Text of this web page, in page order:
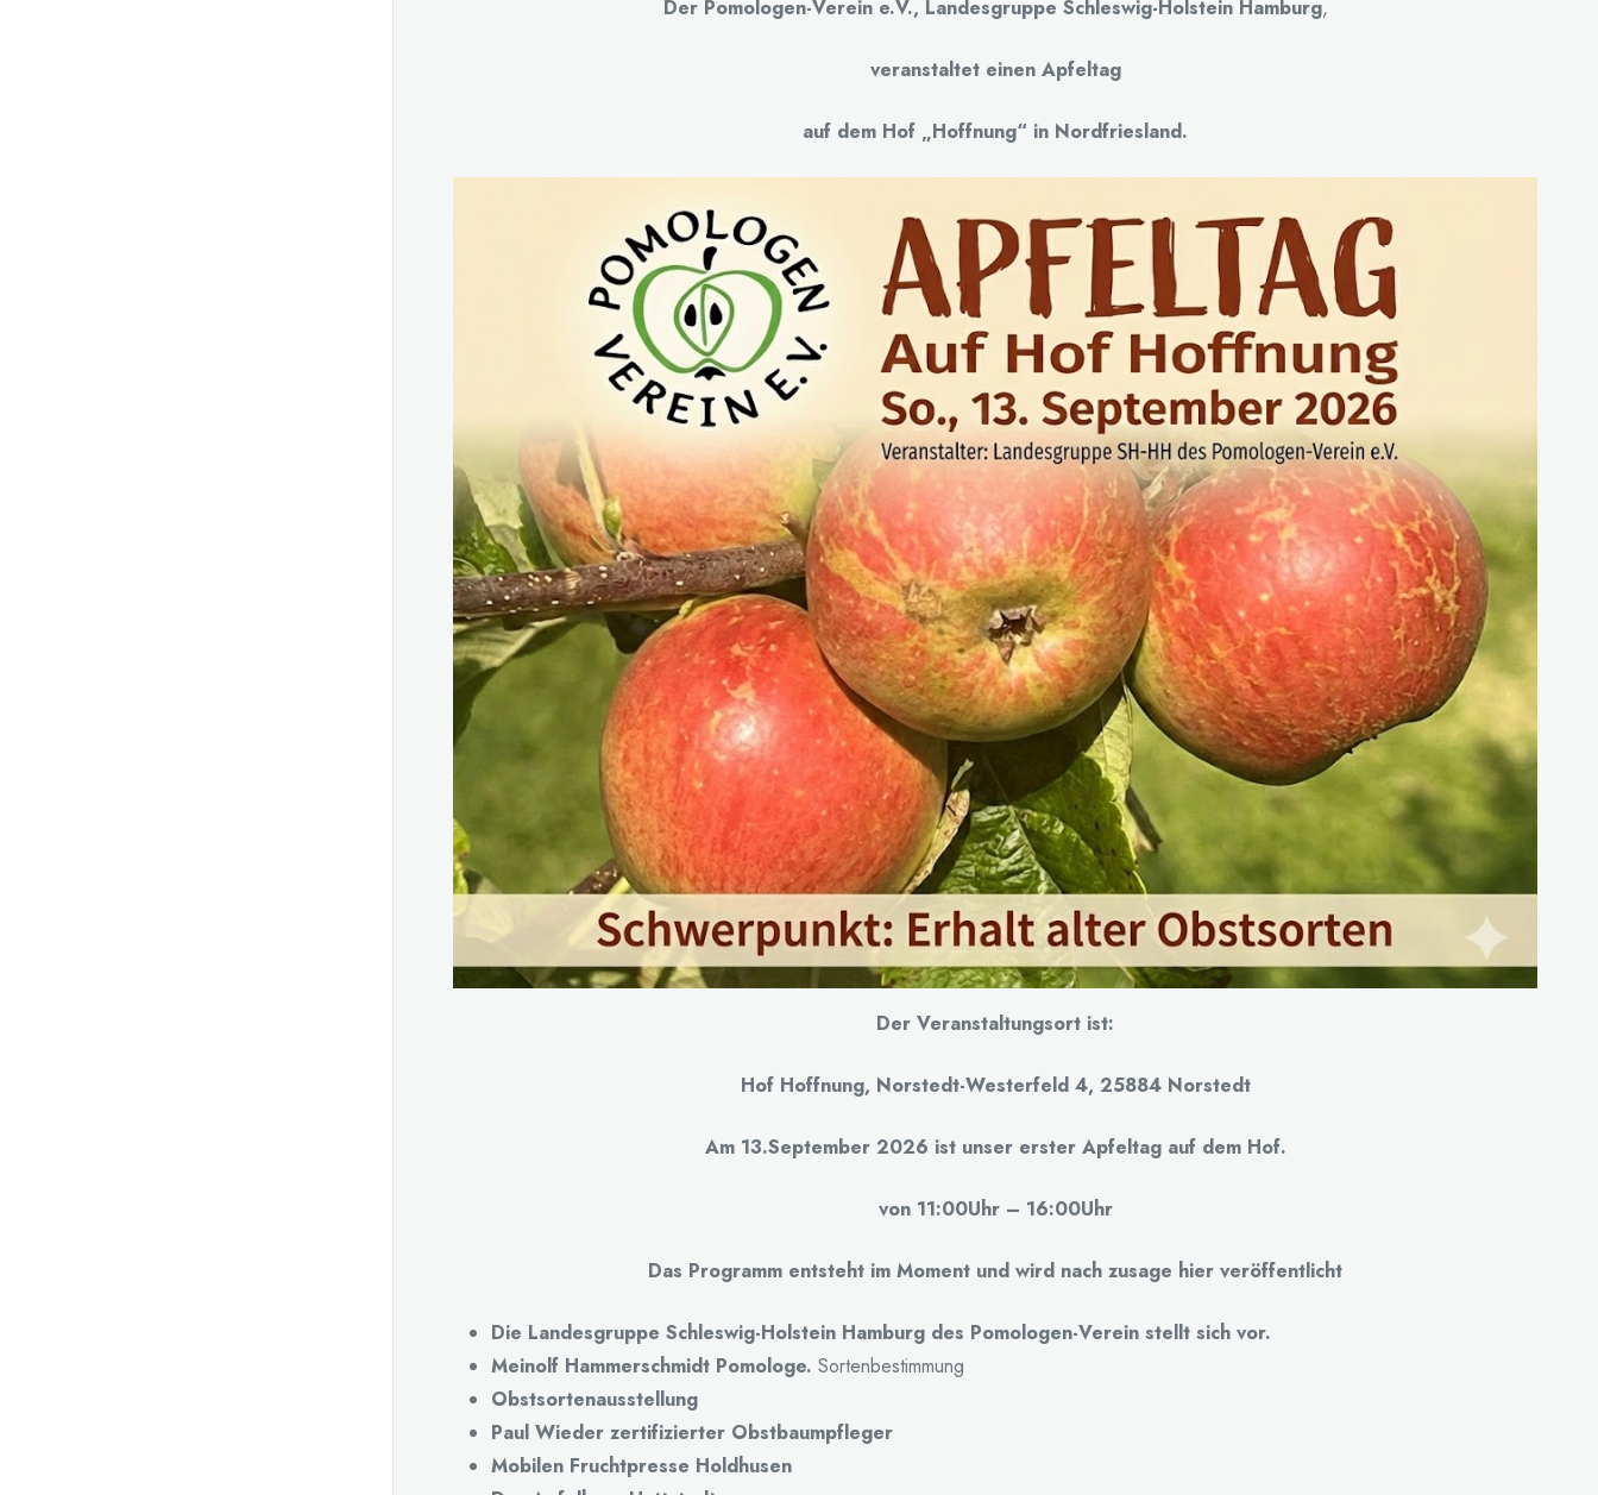
Der Pomologen-Verein e.V., Landesgruppe Schleswig-Holstein Hamburg,
veranstaltet einen Apfeltag
auf dem Hof „Hoffnung“ in Nordfriesland.
Der Veranstaltungsort ist:
Hof Hoffnung, Norstedt-Westerfeld 4, 25884 Norstedt
Am 13.September 2026 ist unser erster Apfeltag auf dem Hof.
von 11:00Uhr – 16:00Uhr
Das Programm entsteht im Moment und wird nach zusage hier veröffentlicht
Die Landesgruppe Schleswig-Holstein Hamburg des Pomologen-Verein stellt sich vor.
Meinolf Hammerschmidt Pomologe. Sortenbestimmung
Obstsortenausstellung
Paul Wieder zertifizierter Obstbaumpfleger
Mobilen Fruchtpresse Holdhusen